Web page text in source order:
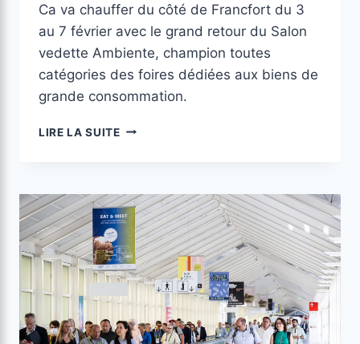
Ca va chauffer du côté de Francfort du 3
au 7 février avec le grand retour du Salon
vedette Ambiente, champion toutes
catégories des foires dédiées aux biens de
grande consommation.
LIRE LA SUITE